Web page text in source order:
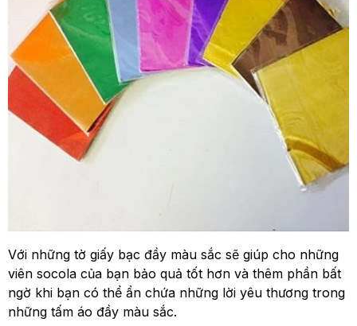
Với những tờ giấy bạc đầy màu sắc sẽ giúp cho những
viên socola của bạn bảo quả tốt hơn và thêm phần bất
ngờ khi bạn có thể ẩn chứa những lời yêu thương trong
những tấm áo đầy màu sắc.